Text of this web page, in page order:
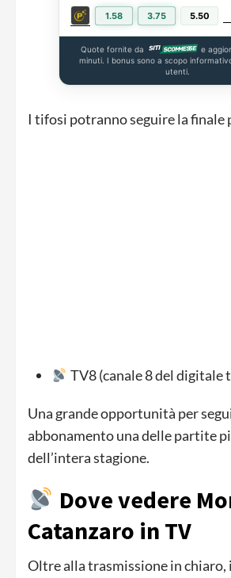
1.58 3.75 5.50
Quote fornite da
e
minuti. I bonus sono a scopo
utenti.
I tifosi potranno seguire la finale
TV8 (canale 8 del digitale
Una grande opportunità per
abbonamento una delle partite
dell’intera stagione.
Dove vedere
Catanzaro in TV
Oltre alla trasmissione in chiaro,